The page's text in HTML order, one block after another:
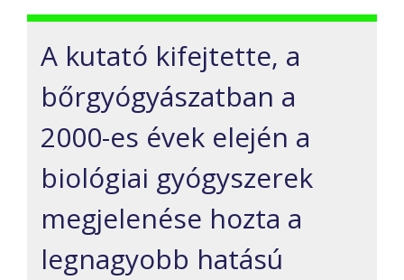
A kutató kifejtette, a
bőrgyógyászatban a
2000-es évek elején a
biológiai gyógyszerek
megjelenése hozta a
legnagyobb hatású